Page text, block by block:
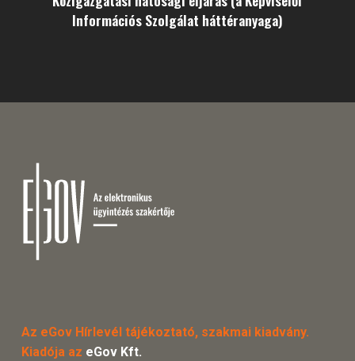
Információs Szolgálat háttéranyaga)
Az eGov Hírlevél tájékoztató, szakmai kiadvány.
Kiadója az eGov Kft.